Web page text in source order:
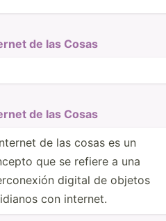
de las Cosas
de las Cosas
de las cosas es un
que se refiere a una
digital de objetos
con internet.